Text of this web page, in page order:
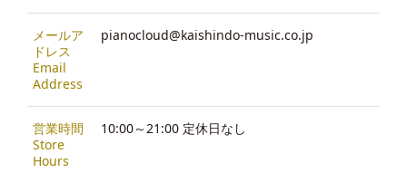
メールア
ドレス
Email
Address
pianocloud@kaishindo-music.co.jp
営業時間
Store
Hours
10:00～21:00 定休日なし